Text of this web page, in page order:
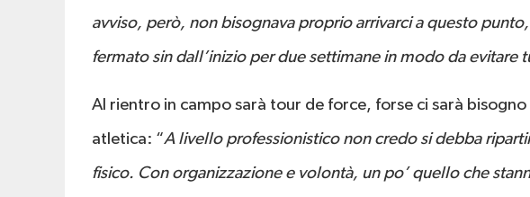
avviso, però, non bisognava proprio arrivarci a questo
fermato sin dall’inizio per due settimane in modo da evitare
Al rientro in campo sarà tour de force, forse ci sarà
atletica: “A livello professionistico non credo si debba
fisico. Con organizzazione e volontà, un po’ quello che